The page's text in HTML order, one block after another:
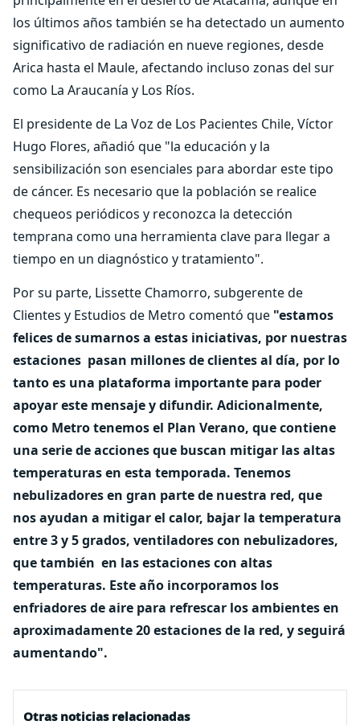
los últimos años también se ha detectado un aumento
significativo de radiación en nueve regiones, desde
Arica hasta el Maule, afectando incluso zonas del sur
como La Araucanía y Los Ríos.
El presidente de La Voz de Los Pacientes Chile, Víctor
Hugo Flores, añadió que "la educación y la
sensibilización son esenciales para abordar este tipo
de cáncer. Es necesario que la población se realice
chequeos periódicos y reconozca la detección
temprana como una herramienta clave para llegar a
tiempo en un diagnóstico y tratamiento".
Por su parte, Lissette Chamorro, subgerente de
Clientes y Estudios de Metro comentó que "estamos
felices de sumarnos a estas iniciativas, por nuestras
estaciones pasan millones de clientes al día, por lo
tanto es una plataforma importante para poder
apoyar este mensaje y difundir. Adicionalmente,
como Metro tenemos el Plan Verano, que contiene
una serie de acciones que buscan mitigar las altas
temperaturas en esta temporada. Tenemos
nebulizadores en gran parte de nuestra red, que
nos ayudan a mitigar el calor, bajar la temperatura
entre 3 y 5 grados, ventiladores con nebulizadores,
que también en las estaciones con altas
temperaturas. Este año incorporamos los
enfriadores de aire para refrescar los ambientes en
aproximadamente 20 estaciones de la red, y seguirá
aumentando".
Otras noticias relacionadas